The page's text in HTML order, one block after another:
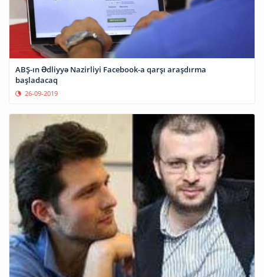
ABŞ-ın Ədliyyə Nazirliyi Facebook-a qarşı araşdırma
başladacaq
26-09-2019